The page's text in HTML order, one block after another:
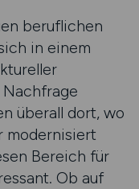
beruflichen
in einem
überall dort, wo
modernisiert
Bereich für
Ob auf